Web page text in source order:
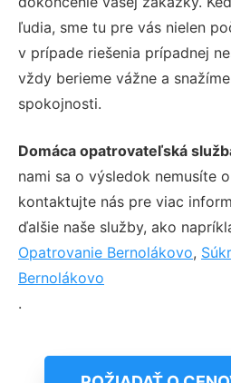
ľudia, sme tu pre vás nielen
v prípade riešenia prípadnej
vždy berieme vážne a
spokojnosti.
Domáca opatrovateľská
nami sa o výsledok nemusíte
kontaktujte nás pre viac
ďalšie naše služby, ako
Opatrovanie Bernolákovo,
Bernolákovo
.